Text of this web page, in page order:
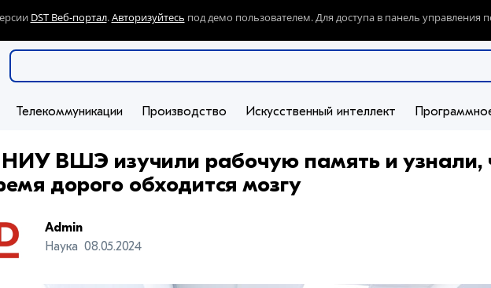
DST Веб-портал.Авторизуйтесь под демо пользователем. Для доступа в панель управления
Телекоммуникации Производство Искусственный интеллект
ВШЭ изучили рабочую память и узнали,
дорого обходится мозгу
Admin
Наука 08.05.2024